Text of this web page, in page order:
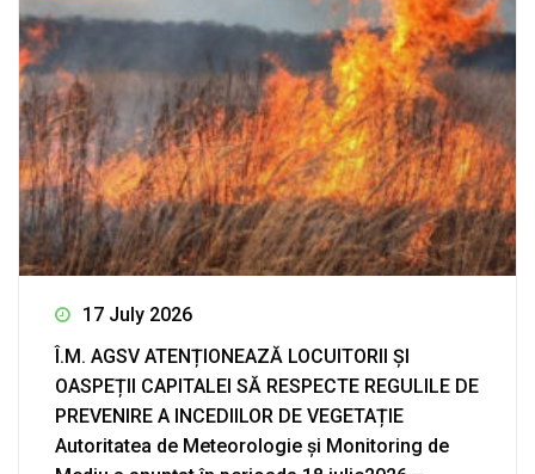
17 July 2026
Î.M. AGSV ATENȚIONEAZĂ LOCUITORII ȘI
OASPEȚII CAPITALEI SĂ RESPECTE REGULILE DE
PREVENIRE A INCEDIILOR DE VEGETAȚIE
Autoritatea de Meteorologie și Monitoring de